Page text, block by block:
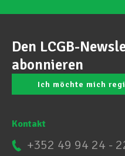
Den LCGB-
abonnieren
Ich möchte mich
Kontakt
+352 49 94 24 -